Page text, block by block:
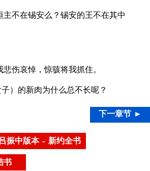
不在锡安么？锡安的王不在其中
伤哀悼，惊骇将我抓住。
）的新肉为什么总不长呢？
下一章节 ►
吕振中版本 – 新约全书
书